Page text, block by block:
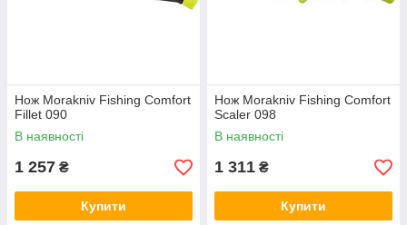
Нож Morakniv Fishing Comfort
Fillet 090
В наявності
1 257 ₴
Купити
Нож Morakniv Fishing Comfort
Scaler 098
В наявності
1 311 ₴
Купити